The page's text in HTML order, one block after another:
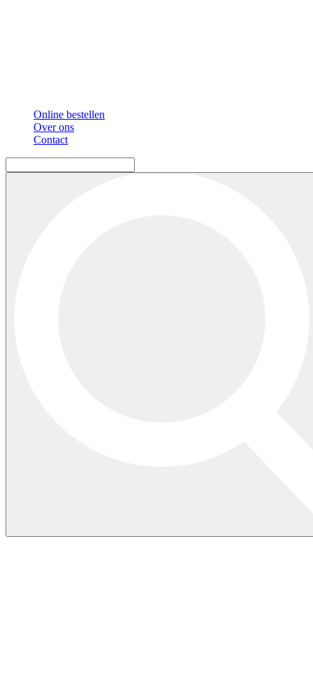
Online bestellen
Over ons
Contact